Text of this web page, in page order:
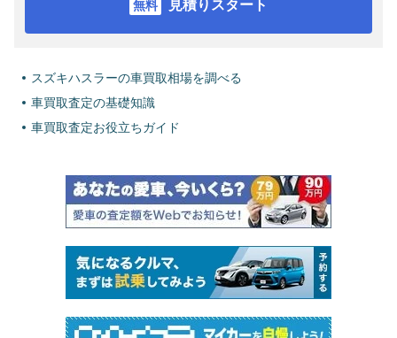
見積りスタート
スズキハスラーの車買取相場を調べる
車買取査定の基礎知識
車買取査定お役立ちガイド